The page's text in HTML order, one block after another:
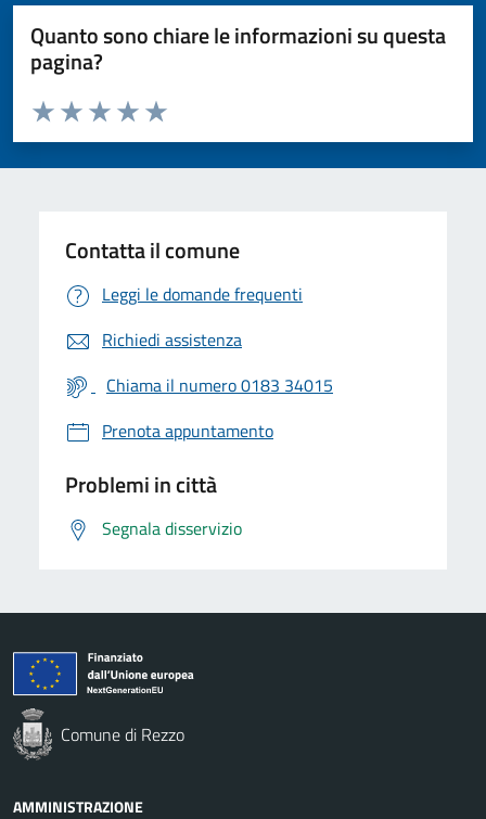
Quanto sono chiare le informazioni su questa
pagina?
Valuta da 1 a 5 stelle la pagina
Valuta 5 stelle su 5
Valuta 4 stelle su 5
Valuta 3 stelle su 5
Valuta 2 stelle su 5
Valuta 1 stelle su 5
Contatta il comune
Leggi le domande frequenti
Richiedi assistenza
Chiama il numero 0183 34015
Prenota appuntamento
Problemi in città
Segnala disservizio
Comune di Rezzo
AMMINISTRAZIONE